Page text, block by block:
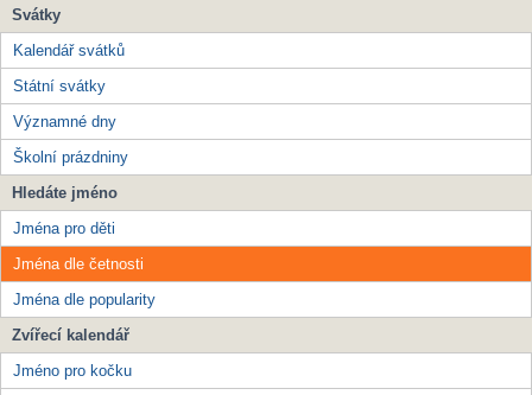
Svátky
Kalendář svátků
Státní svátky
Významné dny
Školní prázdniny
Hledáte jméno
Jména pro děti
Jména dle četnosti
Jména dle popularity
Zvířecí kalendář
Jméno pro kočku